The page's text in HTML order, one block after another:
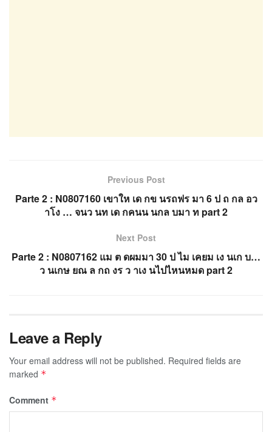
Previous Post
Parte 2 : N0807160 เขาให เด กข นรถฟร มา 6 ป ถ กล อว
าโง … จนว นท เด กคนน นกล บมา ท part 2
Next Post
Parte 2 : N0807162 แม ต ดผมมา 30 ป ไม เคยม เง นเก บ…
ว นเกษ ยณ ล กถ งร ว าเง นไปไหนหมด part 2
Leave a Reply
Your email address will not be published. Required fields are
marked *
Comment *